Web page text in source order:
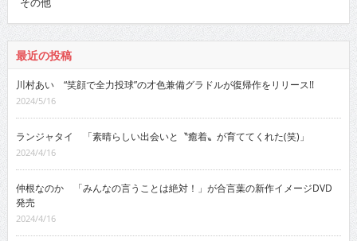
最近の投稿
川村あい “笑顔で全力投球”の才色兼備グラドルが復帰作をリリース!!
2024/5/16
ランジャタイ 「素晴らしい出会いと〝癒着〟が育ててくれた(笑)」
2024/4/16
仲根なのか 「みんなの言うことは絶対！」が合言葉の新作イメージDVD
発売
2024/4/16